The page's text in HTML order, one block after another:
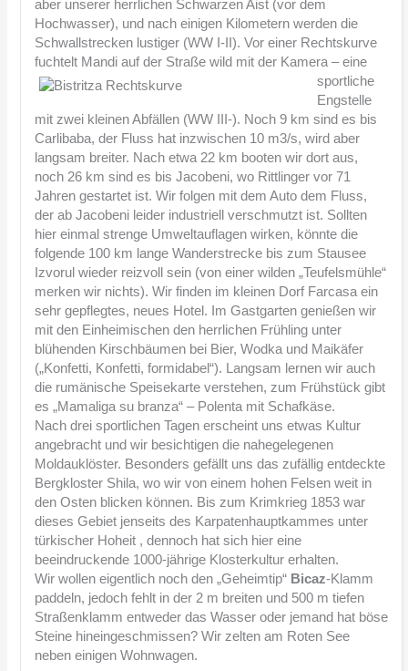
aber unserer herrlichen Schwarzen Aist (vor dem
Hochwasser), und nach einigen Kilometern werden die
Schwallstrecken lustiger (WW I-II). Vor einer Rechtskurve
fuchtelt Mandi auf der Straße wild mit der Kamera – eine
sportliche
Engstelle
mit zwei kleinen Abfällen (WW III-). Noch 9 km sind es bis
Carlibaba, der Fluss hat inzwischen 10 m3/s, wird aber
langsam breiter. Nach etwa 22 km booten wir dort aus,
noch 26 km sind es bis Jacobeni, wo Rittlinger vor 71
Jahren gestartet ist. Wir folgen mit dem Auto dem Fluss,
der ab Jacobeni leider industriell verschmutzt ist. Sollten
hier einmal strenge Umweltauflagen wirken, könnte die
folgende 100 km lange Wanderstrecke bis zum Stausee
Izvorul wieder reizvoll sein (von einer wilden „Teufelsmühle“
merken wir nichts). Wir finden im kleinen Dorf Farcasa ein
sehr gepflegtes, neues Hotel. Im Gastgarten genießen wir
mit den Einheimischen den herrlichen Frühling unter
blühenden Kirschbäumen bei Bier, Wodka und Maikäfer
(„Konfetti, Konfetti, formidabel“). Langsam lernen wir auch
die rumänische Speisekarte verstehen, zum Frühstück gibt
es „Mamaliga su branza“ – Polenta mit Schafkäse.
Nach drei sportlichen Tagen erscheint uns etwas Kultur
angebracht und wir besichtigen die nahegelegenen
Moldauklöster. Besonders gefällt uns das zufällig entdeckte
Bergkloster Shila, wo wir von einem hohen Felsen weit in
den Osten blicken können. Bis zum Krimkrieg 1853 war
dieses Gebiet jenseits des Karpatenhauptkammes unter
türkischer Hoheit , dennoch hat sich hier eine
beeindruckende 1000-jährige Klosterkultur erhalten.
Wir wollen eigentlich noch den „Geheimtip“ Bicaz-Klamm
paddeln, jedoch fehlt in der 2 m breiten und 500 m tiefen
Straßenklamm entweder das Wasser oder jemand hat böse
Steine hineingeschmissen? Wir zelten am Roten See
neben einigen Wohnwagen.